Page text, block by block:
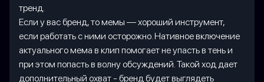
тренд.
Если у вас бренд, то мемы — хороший инструмент,
если работать с ними осторожно. Нативное включение
актуального мема в клип помогает не упасть в тень и
при этом попасть в волну обсуждений. Такой ход дает
дополнительный охват - бренд будет выглядеть